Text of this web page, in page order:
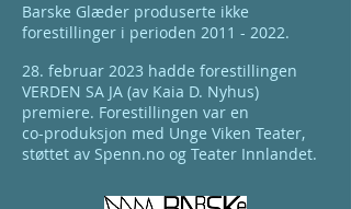
Barske Glæder produserte ikke
forestillinger i perioden 2011 - 2022.
28. februar 2023 hadde forestillingen
VERDEN SA JA (av Kaia D. Nyhus)
premiere. Forestillingen var en
co-produksjon med Unge Viken Teater,
støttet av Spenn.no og Teater Innlandet.